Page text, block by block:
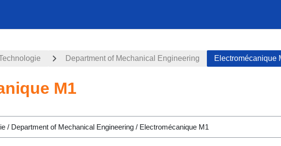
Department of Mechanical Engineering Electromécanique
M1